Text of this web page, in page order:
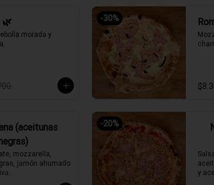
🌿
morada y
-30%
(aceitunas
mozzarella,
jamón ahumado
-20%
y